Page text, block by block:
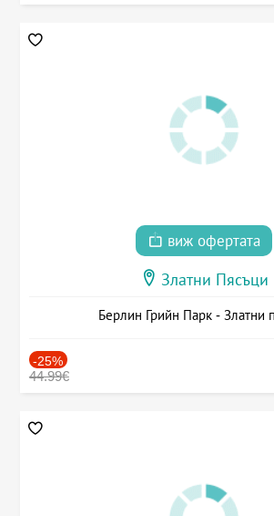
виж офертата
Златни Пясъци
Берлин Грийн Парк - Златни
-25%
44.99€